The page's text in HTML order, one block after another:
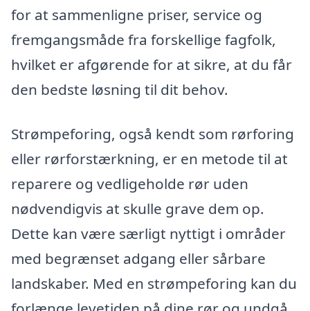
for at sammenligne priser, service og
fremgangsmåde fra forskellige fagfolk,
hvilket er afgørende for at sikre, at du får
den bedste løsning til dit behov.
Strømpeforing, også kendt som rørforing
eller rørforstærkning, er en metode til at
reparere og vedligeholde rør uden
nødvendigvis at skulle grave dem op.
Dette kan være særligt nyttigt i områder
med begrænset adgang eller sårbare
landskaber. Med en strømpeforing kan du